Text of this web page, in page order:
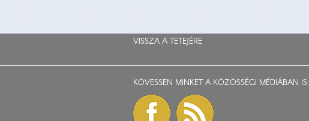
VISSZA A TETEJÉRE
KÖVESSEN MINKET A KÖZÖSSÉGI MÉDIÁBAN IS: